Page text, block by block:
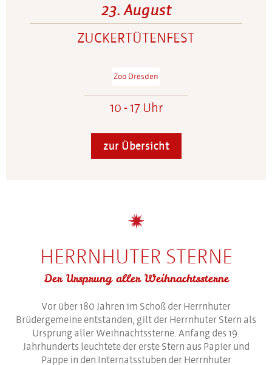
23. August
ZUCKERTÜTENFEST
Zoo Dresden
10 - 17 Uhr
zur Übersicht
HERRNHUTER STERNE
Der Ursprung aller Weihnachtssterne
Vor über 180 Jahren im Schoß der Herrnhuter
Brüdergemeine entstanden, gilt der Herrnhuter Stern als
Ursprung aller Weihnachtssterne. Anfang des 19.
Jahrhunderts leuchtete der erste Stern aus Papier und
Pappe in den Internatsstuben der Herrnhuter